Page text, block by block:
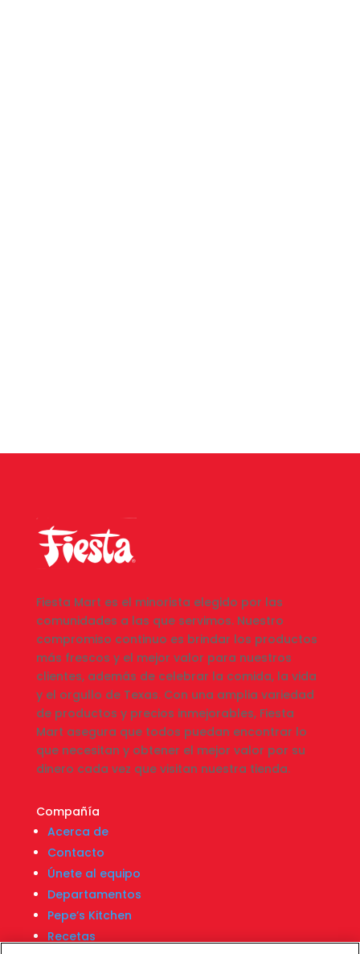
Fiesta Mart es el minorista elegido por las
comunidades a las que servimos. Nuestro
compromiso continuo es brindar los productos
más frescos y el mejor valor para nuestros
clientes, además de celebrar la comida, la vida
y el orgullo de Texas. Con una amplia variedad
de productos y precios inmejorables, Fiesta
Mart asegura que todos puedan encontrar lo
que necesitan y obtener el mejor valor por su
dinero cada vez que visitan nuestra tienda.
Compañía
Acerca de
Contacto
Únete al equipo
Departamentos
Pepe’s Kitchen
Recetas